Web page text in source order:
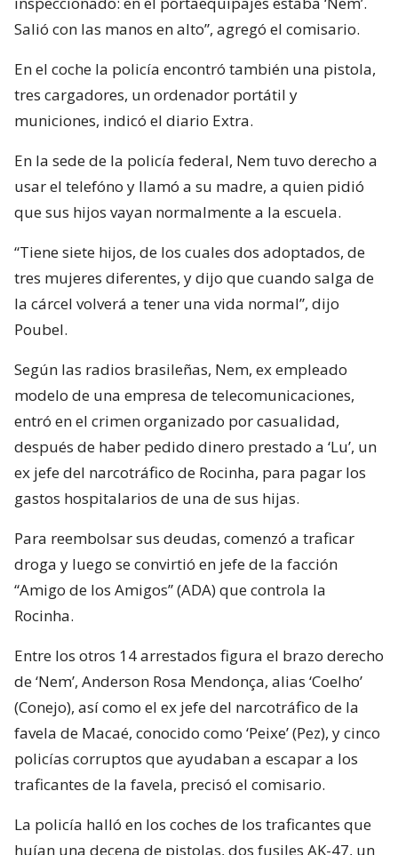
Salió con las manos en alto”, agregó el comisario.
En el coche la policía encontró también una pistola,
tres cargadores, un ordenador portátil y
municiones, indicó el diario Extra.
En la sede de la policía federal, Nem tuvo derecho a
usar el telefóno y llamó a su madre, a quien pidió
que sus hijos vayan normalmente a la escuela.
“Tiene siete hijos, de los cuales dos adoptados, de
tres mujeres diferentes, y dijo que cuando salga de
la cárcel volverá a tener una vida normal”, dijo
Poubel.
Según las radios brasileñas, Nem, ex empleado
modelo de una empresa de telecomunicaciones,
entró en el crimen organizado por casualidad,
después de haber pedido dinero prestado a ‘Lu’, un
ex jefe del narcotráfico de Rocinha, para pagar los
gastos hospitalarios de una de sus hijas.
Para reembolsar sus deudas, comenzó a traficar
droga y luego se convirtió en jefe de la facción
“Amigo de los Amigos” (ADA) que controla la
Rocinha.
Entre los otros 14 arrestados figura el brazo derecho
de ‘Nem’, Anderson Rosa Mendonça, alias ‘Coelho’
(Conejo), así como el ex jefe del narcotráfico de la
favela de Macaé, conocido como ‘Peixe’ (Pez), y cinco
policías corruptos que ayudaban a escapar a los
traficantes de la favela, precisó el comisario.
La policía halló en los coches de los traficantes que
huían una decena de pistolas, dos fusiles AK-47, un